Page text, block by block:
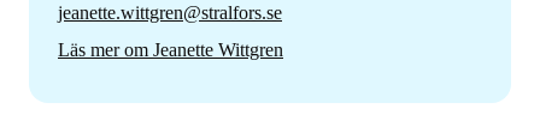
jeanette.wittgren@stralfors.se
Läs mer om Jeanette Wittgren